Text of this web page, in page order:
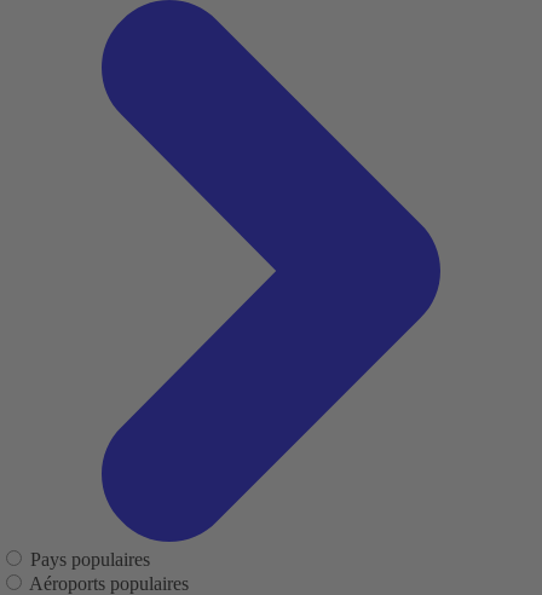
Pays populaires
Aéroports populaires